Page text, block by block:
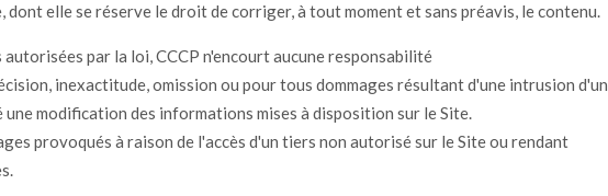
dont elle se réserve le droit de corriger, à tout moment et sans préavis, le contenu.
par la loi, CCCP n'encourt aucune responsabilité
inexactitude, omission ou pour tous dommages résultant d'une intrusion d'un
modification des informations mises à disposition sur le Site.
provoqués à raison de l'accès d'un tiers non autorisé sur le Site ou rendant